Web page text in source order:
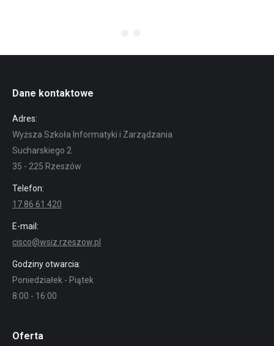
Dane kontaktowe
Adres:
Wyższa Szkoła Informatyki i Zarządzania
Sucharskiego 2
35 - 225 Rzeszów
Telefon:
17 86 61 420
E-mail:
cisco@wsiz.rzeszow.pl
Godziny otwarcia:
Poniedziałek - Piątek
8:00 - 16:00
Oferta